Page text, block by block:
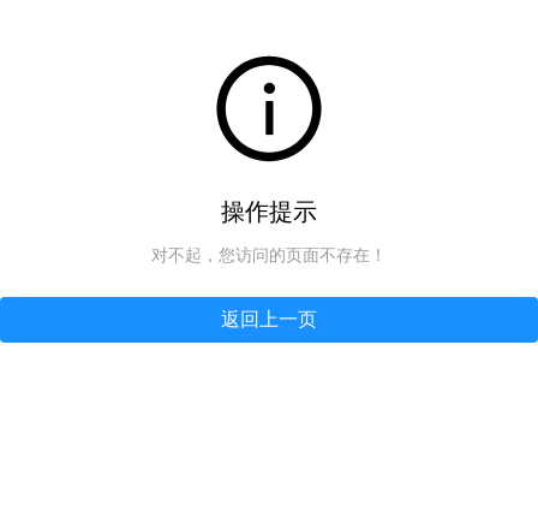
操作提示
对不起，您访问的页面不存在！
返回上一页